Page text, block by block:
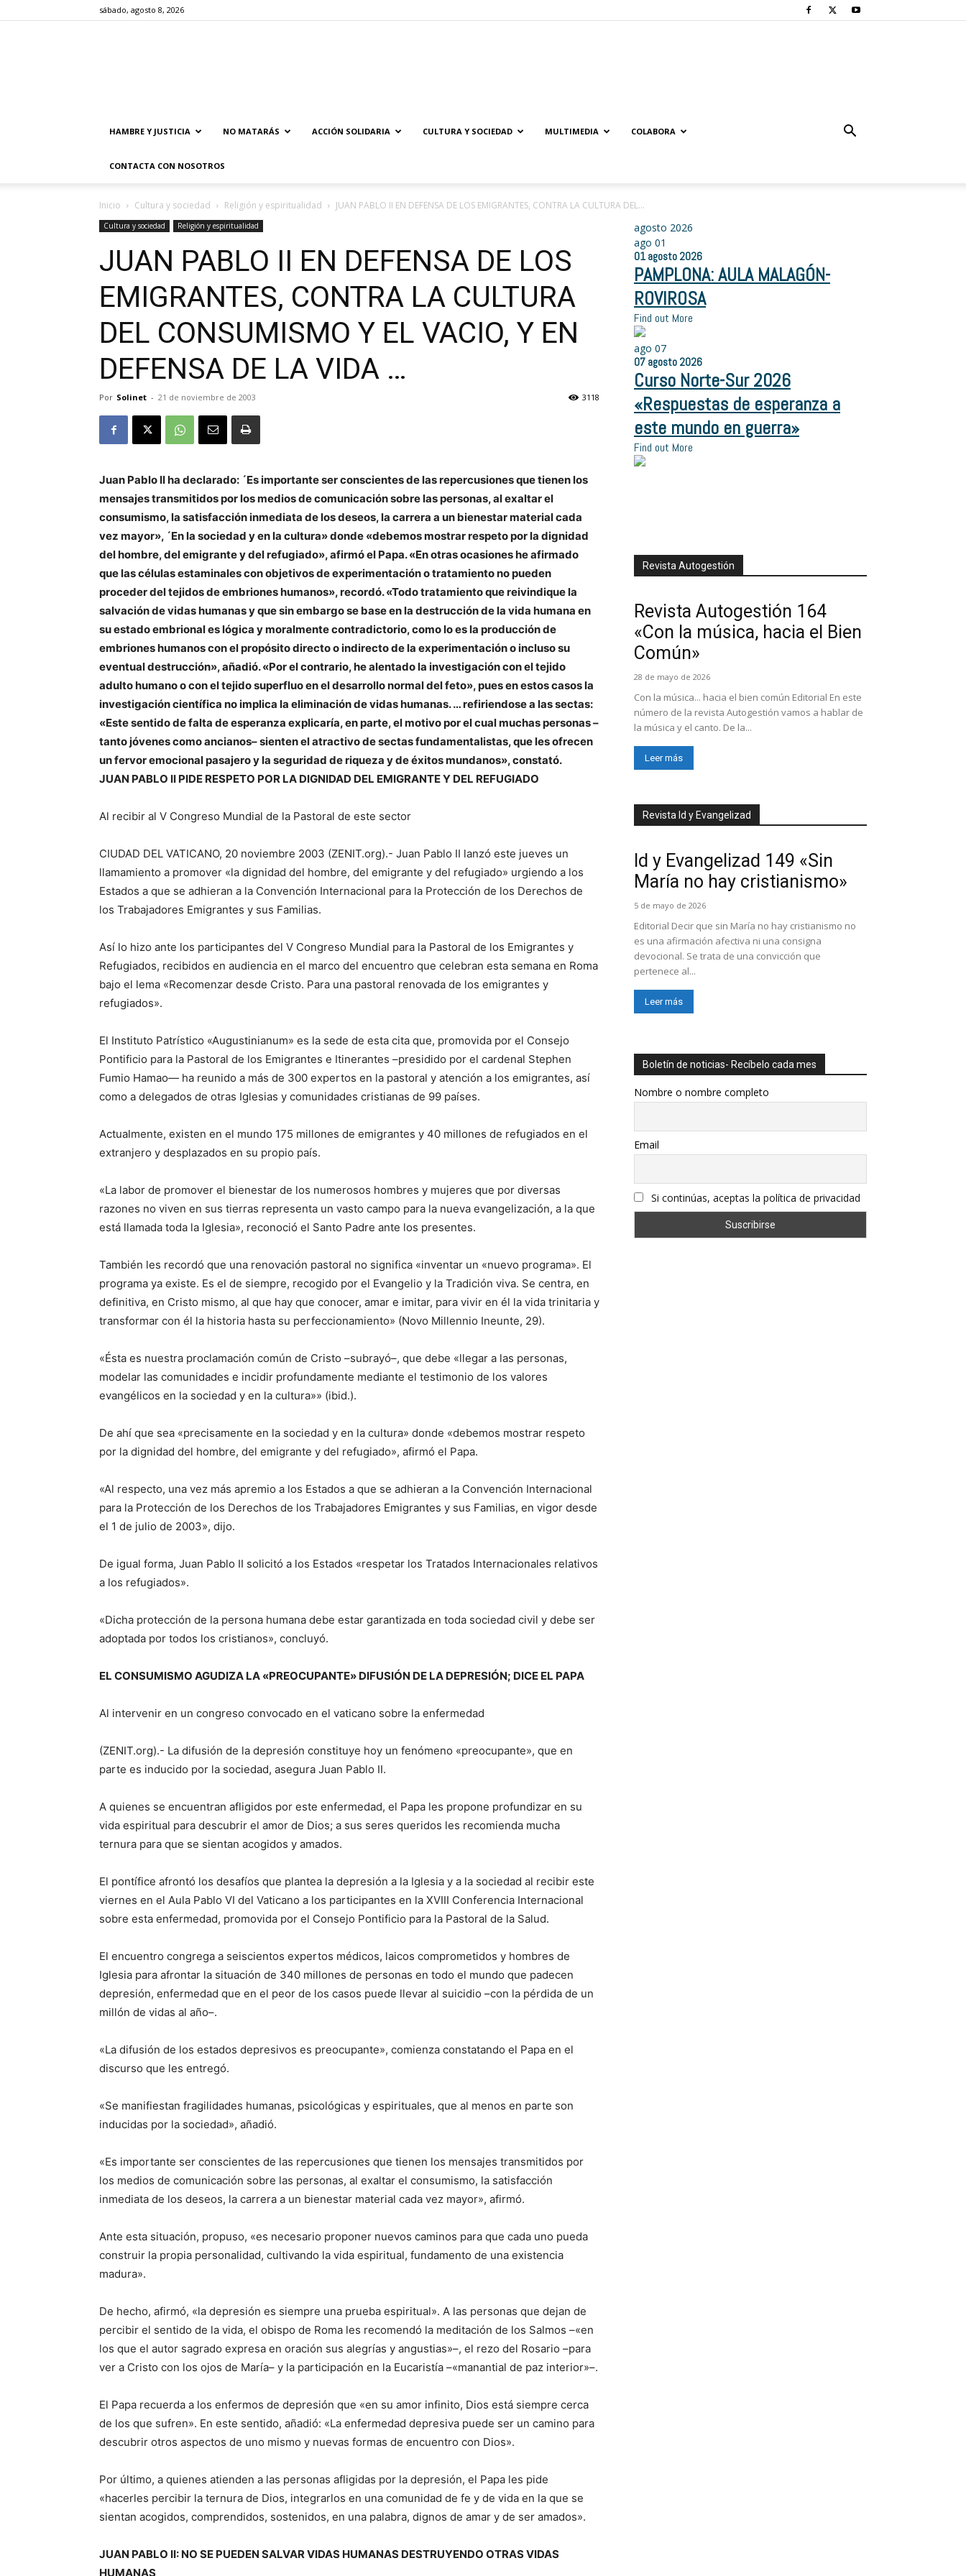
sábado, agosto 8, 2026
HAMBRE Y JUSTICIA NO MATARÁS ACCIÓN SOLIDARIA CULTURA Y SOCIEDAD MULTIMEDIA COLABORA
CONTACTA CON NOSOTROS
Inicio Cultura y sociedad Religión y espiritualidad JUAN PABLO II EN DEFENSA DE LOS EMIGRANTES, CONTRA LA CULTURA DEL...
Cultura y sociedad Religión y espiritualidad
JUAN PABLO II EN DEFENSA DE LOS
EMIGRANTES, CONTRA LA CULTURA
DEL CONSUMISMO Y EL VACIO, Y EN
DEFENSA DE LA VIDA …
Por Solinet - 21 de noviembre de 2003 3118
Juan Pablo II ha declarado: ´Es importante ser conscientes de las repercusiones que tienen los
mensajes transmitidos por los medios de comunicación sobre las personas, al exaltar el
consumismo, la satisfacción inmediata de los deseos, la carrera a un bienestar material cada
vez mayor», ´En la sociedad y en la cultura» donde «debemos mostrar respeto por la dignidad
del hombre, del emigrante y del refugiado», afirmó el Papa. «En otras ocasiones he afirmado
que las células estaminales con objetivos de experimentación o tratamiento no pueden
proceder del tejidos de embriones humanos», recordó. «Todo tratamiento que reivindique la
salvación de vidas humanas y que sin embargo se base en la destrucción de la vida humana en
su estado embrional es lógica y moralmente contradictorio, como lo es la producción de
embriones humanos con el propósito directo o indirecto de la experimentación o incluso su
eventual destrucción», añadió. «Por el contrario, he alentado la investigación con el tejido
adulto humano o con el tejido superfluo en el desarrollo normal del feto», pues en estos casos la
investigación científica no implica la eliminación de vidas humanas. … refiriendose a las sectas:
«Este sentido de falta de esperanza explicaría, en parte, el motivo por el cual muchas personas –
tanto jóvenes como ancianos– sienten el atractivo de sectas fundamentalistas, que les ofrecen
un fervor emocional pasajero y la seguridad de riqueza y de éxitos mundanos», constató.
JUAN PABLO II PIDE RESPETO POR LA DIGNIDAD DEL EMIGRANTE Y DEL REFUGIADO
Al recibir al V Congreso Mundial de la Pastoral de este sector
CIUDAD DEL VATICANO, 20 noviembre 2003 (ZENIT.org).- Juan Pablo II lanzó este jueves un
llamamiento a promover «la dignidad del hombre, del emigrante y del refugiado» urgiendo a los
Estados a que se adhieran a la Convención Internacional para la Protección de los Derechos de
los Trabajadores Emigrantes y sus Familias.
Así lo hizo ante los participantes del V Congreso Mundial para la Pastoral de los Emigrantes y
Refugiados, recibidos en audiencia en el marco del encuentro que celebran esta semana en Roma
bajo el lema «Recomenzar desde Cristo. Para una pastoral renovada de los emigrantes y
refugiados».
El Instituto Patrístico «Augustinianum» es la sede de esta cita que, promovida por el Consejo
Pontificio para la Pastoral de los Emigrantes e Itinerantes –presidido por el cardenal Stephen
Fumio Hamao— ha reunido a más de 300 expertos en la pastoral y atención a los emigrantes, así
como a delegados de otras Iglesias y comunidades cristianas de 99 países.
Actualmente, existen en el mundo 175 millones de emigrantes y 40 millones de refugiados en el
extranjero y desplazados en su propio país.
«La labor de promover el bienestar de los numerosos hombres y mujeres que por diversas
razones no viven en sus tierras representa un vasto campo para la nueva evangelización, a la que
está llamada toda la Iglesia», reconoció el Santo Padre ante los presentes.
También les recordó que una renovación pastoral no significa «inventar un «nuevo programa». El
programa ya existe. Es el de siempre, recogido por el Evangelio y la Tradición viva. Se centra, en
definitiva, en Cristo mismo, al que hay que conocer, amar e imitar, para vivir en él la vida trinitaria y
transformar con él la historia hasta su perfeccionamiento» (Novo Millennio Ineunte, 29).
«Ésta es nuestra proclamación común de Cristo –subrayó–, que debe «llegar a las personas,
modelar las comunidades e incidir profundamente mediante el testimonio de los valores
evangélicos en la sociedad y en la cultura»» (ibid.).
De ahí que sea «precisamente en la sociedad y en la cultura» donde «debemos mostrar respeto
por la dignidad del hombre, del emigrante y del refugiado», afirmó el Papa.
«Al respecto, una vez más apremio a los Estados a que se adhieran a la Convención Internacional
para la Protección de los Derechos de los Trabajadores Emigrantes y sus Familias, en vigor desde
el 1 de julio de 2003», dijo.
De igual forma, Juan Pablo II solicitó a los Estados «respetar los Tratados Internacionales relativos
a los refugiados».
«Dicha protección de la persona humana debe estar garantizada en toda sociedad civil y debe ser
adoptada por todos los cristianos», concluyó.
EL CONSUMISMO AGUDIZA LA «PREOCUPANTE» DIFUSIÓN DE LA DEPRESIÓN; DICE EL PAPA
Al intervenir en un congreso convocado en el vaticano sobre la enfermedad
(ZENIT.org).- La difusión de la depresión constituye hoy un fenómeno «preocupante», que en
parte es inducido por la sociedad, asegura Juan Pablo II.
A quienes se encuentran afligidos por este enfermedad, el Papa les propone profundizar en su
vida espiritual para descubrir el amor de Dios; a sus seres queridos les recomienda mucha
ternura para que se sientan acogidos y amados.
El pontífice afrontó los desafíos que plantea la depresión a la Iglesia y a la sociedad al recibir este
viernes en el Aula Pablo VI del Vaticano a los participantes en la XVIII Conferencia Internacional
sobre esta enfermedad, promovida por el Consejo Pontificio para la Pastoral de la Salud.
El encuentro congrega a seiscientos expertos médicos, laicos comprometidos y hombres de
Iglesia para afrontar la situación de 340 millones de personas en todo el mundo que padecen
depresión, enfermedad que en el peor de los casos puede llevar al suicidio –con la pérdida de un
millón de vidas al año–.
«La difusión de los estados depresivos es preocupante», comienza constatando el Papa en el
discurso que les entregó.
«Se manifiestan fragilidades humanas, psicológicas y espirituales, que al menos en parte son
inducidas por la sociedad», añadió.
«Es importante ser conscientes de las repercusiones que tienen los mensajes transmitidos por
los medios de comunicación sobre las personas, al exaltar el consumismo, la satisfacción
inmediata de los deseos, la carrera a un bienestar material cada vez mayor», afirmó.
Ante esta situación, propuso, «es necesario proponer nuevos caminos para que cada uno pueda
construir la propia personalidad, cultivando la vida espiritual, fundamento de una existencia
madura».
De hecho, afirmó, «la depresión es siempre una prueba espiritual». A las personas que dejan de
percibir el sentido de la vida, el obispo de Roma les recomendó la meditación de los Salmos –«en
los que el autor sagrado expresa en oración sus alegrías y angustias»–, el rezo del Rosario –para
ver a Cristo con los ojos de María– y la participación en la Eucaristía –«manantial de paz interior»–.
El Papa recuerda a los enfermos de depresión que «en su amor infinito, Dios está siempre cerca
de los que sufren». En este sentido, añadió: «La enfermedad depresiva puede ser un camino para
descubrir otros aspectos de uno mismo y nuevas formas de encuentro con Dios».
Por último, a quienes atienden a las personas afligidas por la depresión, el Papa les pide
«hacerles percibir la ternura de Dios, integrarlos en una comunidad de fe y de vida en la que se
sientan acogidos, comprendidos, sostenidos, en una palabra, dignos de amar y de ser amados».
JUAN PABLO II: NO SE PUEDEN SALVAR VIDAS HUMANAS DESTRUYENDO OTRAS VIDAS
HUMANAS
agosto 2026
ago 01
01 agosto 2026
PAMPLONA: AULA MALAGÓN-
ROVIROSA
Find out More
ago 07
07 agosto 2026
Curso Norte-Sur 2026
«Respuestas de esperanza a
este mundo en guerra»
Find out More
Revista Autogestión
Revista Autogestión 164
«Con la música, hacia el Bien
Común»
28 de mayo de 2026
Con la música... hacia el bien común Editorial En este
número de la revista Autogestión vamos a hablar de
la música y el canto. De la...
Leer más
Revista Id y Evangelizad
Id y Evangelizad 149 «Sin
María no hay cristianismo»
5 de mayo de 2026
Editorial Decir que sin María no hay cristianismo no
es una afirmación afectiva ni una consigna
devocional. Se trata de una convicción que
pertenece al...
Leer más
Boletín de noticias- Recíbelo cada mes
Nombre o nombre completo
Email
Si continúas, aceptas la política de privacidad